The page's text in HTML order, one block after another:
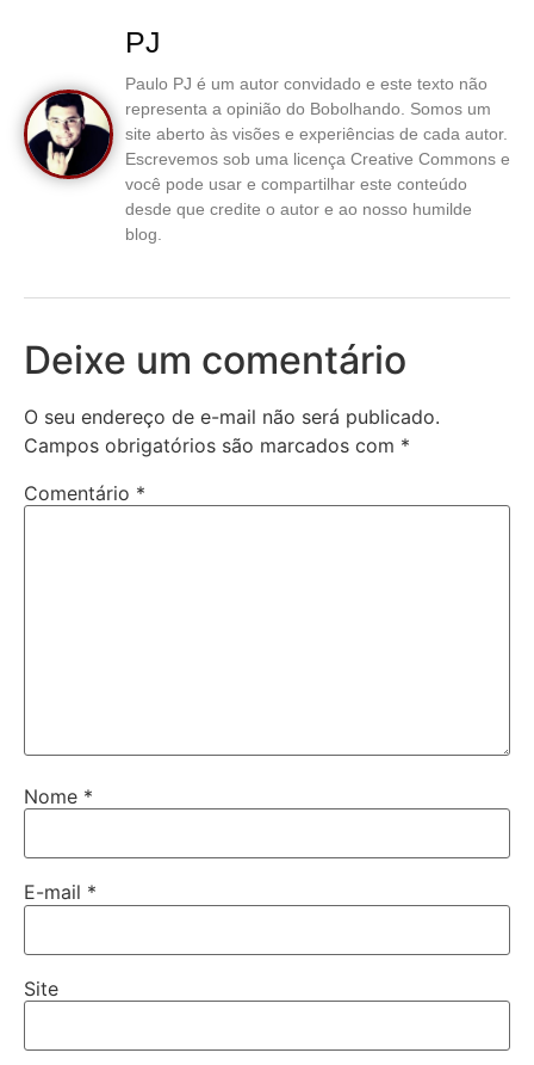
PJ
Paulo PJ é um autor convidado e este texto não
representa a opinião do Bobolhando. Somos um
site aberto às visões e experiências de cada autor.
Escrevemos sob uma licença Creative Commons e
você pode usar e compartilhar este conteúdo
desde que credite o autor e ao nosso humilde
blog.
Deixe um comentário
O seu endereço de e-mail não será publicado.
Campos obrigatórios são marcados com *
Comentário *
Nome *
E-mail *
Site